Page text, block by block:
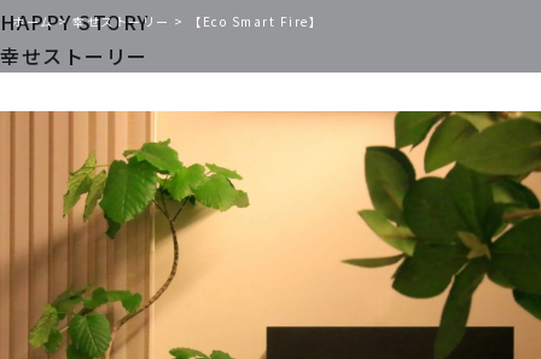
ホーム>幸せストーリー > 【Eco Smart Fire】
HAPPY STORY
幸せストーリー